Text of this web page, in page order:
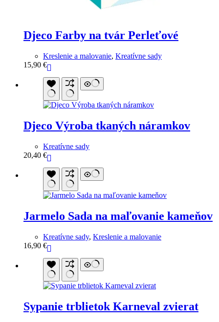
Djeco Farby na tvár Perleťové
Kreslenie a malovanie, Kreatívne sady
15,90 €
Djeco Výroba tkaných náramkov
Kreatívne sady
20,40 €
Jarmelo Sada na maľovanie kameňov
Kreatívne sady, Kreslenie a malovanie
16,90 €
Sypanie trblietok Karneval zvierat